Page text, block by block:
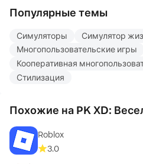
Популярные темы
Симуляторы Симулятор
Многопользовательские игры
Кооперативная
Стилизация
Похожие на PK XD:
Roblox
3.0